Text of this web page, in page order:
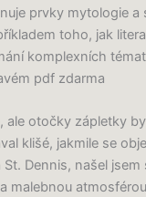
prvky mytologie a
toho, jak
komplexních
pdf zdarma
ale otočky zápletky
klišé, jakmile se
Dennis, našel jsem
malebnou